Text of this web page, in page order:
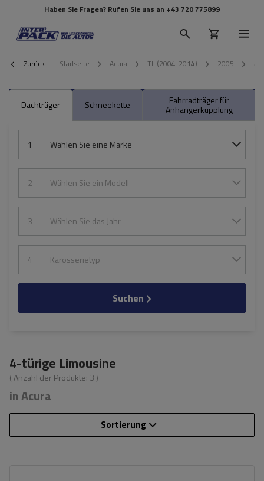
Haben Sie Fragen? Rufen Sie uns an +43 720 775899
Zurück Startseite Acura TL (2004-2014) 2005
Dachträger Schneekette Fahrradträger für
Anhängerkupplung
1 Wählen Sie eine Marke
2 Wählen Sie ein Modell
3 Wählen Sie das Jahr
4 Karosserietyp
Suchen
4-türige Limousine
( Anzahl der Produkte: 3 )
in Acura
Sortierung